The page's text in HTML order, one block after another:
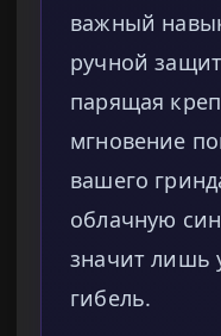
важный
ручной
парящая
мгновение
вашего
облачную
значит лишь
гибель.